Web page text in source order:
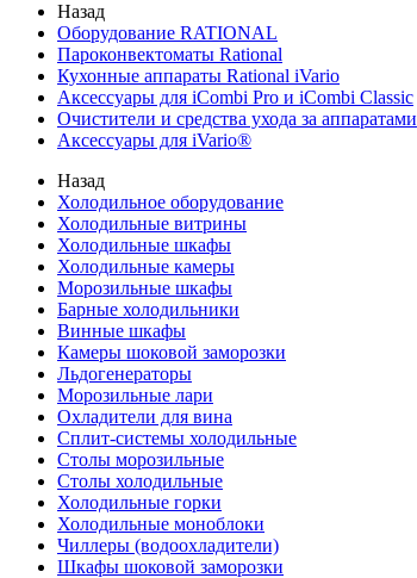
Назад
Оборудование RATIONAL
Пароконвектоматы Rational
Кухонные аппараты Rational iVario
Аксессуары для iCombi Pro и iCombi Classic
Очистители и средства ухода за аппаратами
Аксессуары для iVario®
Назад
Холодильное оборудование
Холодильные витрины
Холодильные шкафы
Холодильные камеры
Морозильные шкафы
Барные холодильники
Винные шкафы
Камеры шоковой заморозки
Льдогенераторы
Морозильные лари
Охладители для вина
Сплит-системы холодильные
Столы морозильные
Столы холодильные
Холодильные горки
Холодильные моноблоки
Чиллеры (водоохладители)
Шкафы шоковой заморозки